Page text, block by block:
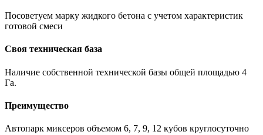
Посоветуем марку жидкого бетона с учетом характеристик
готовой смеси
Своя техническая база
Наличие собственной технической базы общей площадью 4
Га.
Преимущество
Автопарк миксеров объемом 6, 7, 9, 12 кубов круглосуточно